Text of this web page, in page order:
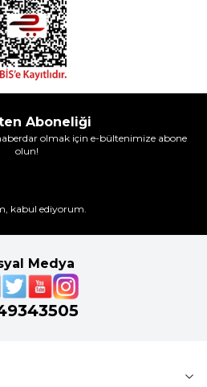
Aboneliği
olmak için e-bültenimize abone
olun!
kabul ediyorum.
Medya